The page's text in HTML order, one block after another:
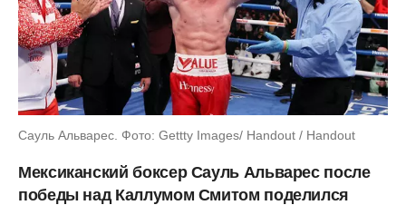
Сауль Альварес. Фото: Gettty Images/ Handout / Handout
Мексиканский боксер Сауль Альварес после
победы над Каллумом Смитом поделился